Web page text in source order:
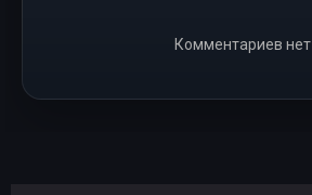
Комментариев нет